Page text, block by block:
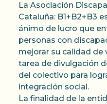
La Asociación
Cataluña: B1+B2+B3
ánimo de lucro que
personas con
mejorar su calidad de
tarea de divulgación
del colectivo para
integración social.
La finalidad de la